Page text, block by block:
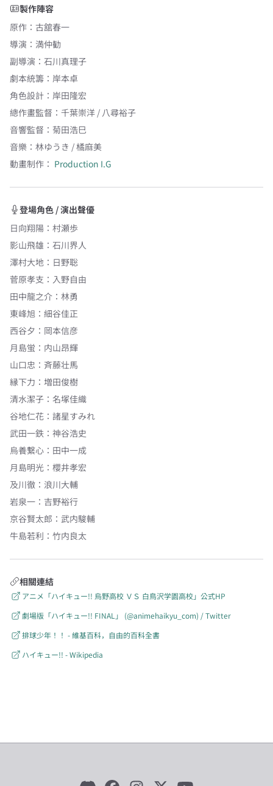
製作陣容
原作 ： 古舘春一
導演 ： 満仲勧
副導演 ： 石川真理子
劇本統籌 ： 岸本卓
角色設計 ： 岸田隆宏
總作畫監督 ： 千葉崇洋 / 八尋裕子
音響監督 ： 菊田浩巳
音樂 ： 林ゆうき / 橘麻美
動畫制作： Production I.G
登場角色 / 演出聲優
日向翔陽 ： 村瀬歩
影山飛雄 ： 石川界人
澤村大地 ： 日野聡
菅原孝支 ： 入野自由
田中龍之介 ： 林勇
東峰旭 ： 細谷佳正
西谷夕 ： 岡本信彦
月島蛍 ： 内山昂輝
山口忠 ： 斉藤壮馬
縁下力 ： 増田俊樹
清水潔子 ： 名塚佳織
谷地仁花 ： 諸星すみれ
武田一鉄 ： 神谷浩史
烏養繋心 ： 田中一成
月島明光 ： 櫻井孝宏
及川徹 ： 浪川大輔
岩泉一 ： 吉野裕行
京谷賢太郎 ： 武内駿輔
牛島若利 ： 竹内良太
相關連結
アニメ「ハイキュー!! 烏野高校 ＶＳ 白鳥沢学園高校」公式HP
劇場版「ハイキュー!! FINAL」 (@animehaikyu_com) / Twitter
排球少年！！ - 維基百科，自由的百科全書
ハイキュー!! - Wikipedia